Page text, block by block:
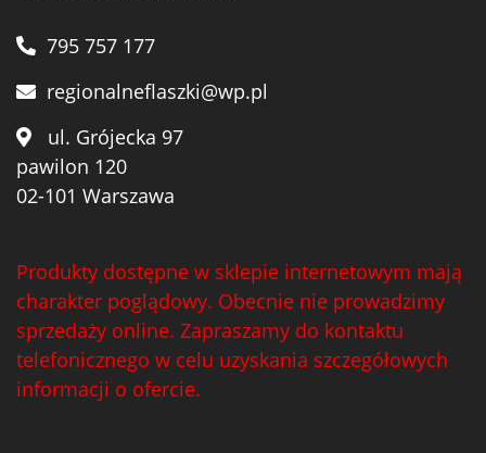
795 757 177
regionalneflaszki@wp.pl
ul. Grójecka 97
pawilon 120
02-101 Warszawa
Produkty dostępne w sklepie internetowym mają
charakter poglądowy. Obecnie nie prowadzimy
sprzedaży online. Zapraszamy do kontaktu
telefonicznego w celu uzyskania szczegółowych
informacji o ofercie.